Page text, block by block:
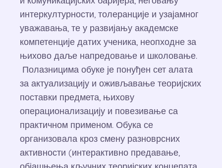
интеркултурности, толеранције и узајамног
уважавања, те у развијању академске
компетенције датих ученика, неопходне за
њихово даље напредовање и школовање.
Полазницима обуке је понуђен сет алата
за актуализацију и оживљавање теоријских
поставки предмета, њихову
операционализацију и повезивање са
практичном применом. Обука се
организовала кроз смену разноврсних
активности (интерактивно предавање,